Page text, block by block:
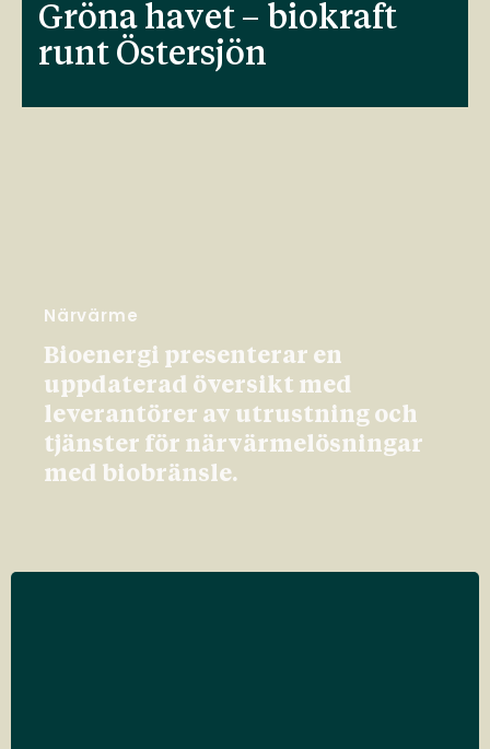
Gröna havet – biokraft
runt Östersjön
Närvärme
Bioenergi presenterar en
uppdaterad översikt med
leverantörer av utrustning och
tjänster för närvärmelösningar
med biobränsle.